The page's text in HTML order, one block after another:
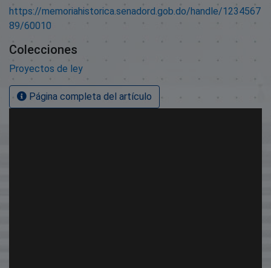
https://memoriahistorica.senadord.gob.do/handle/1234567
89/60010
Colecciones
Proyectos de ley
Página completa del artículo